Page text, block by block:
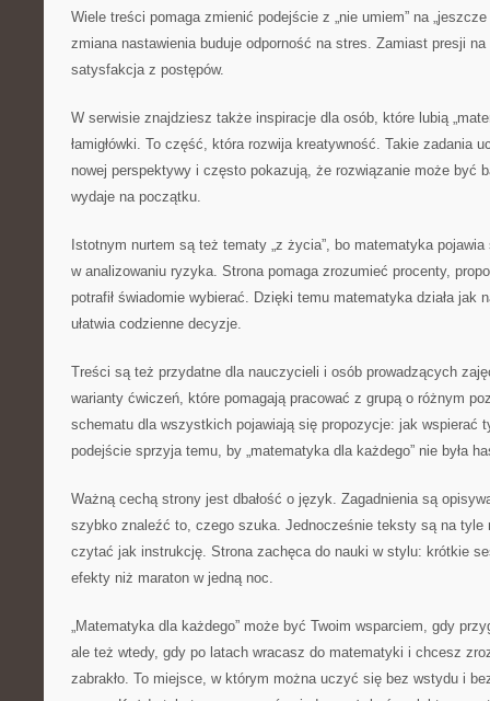
Wiele treści pomaga zmienić podejście z „nie umiem” na
zmiana nastawienia buduje odporność na stres. Zamiast presji
satysfakcja z postępów.
W serwisie znajdziesz także inspiracje dla osób, które lubią
łamigłówki. To część, która rozwija kreatywność. Takie zadania
nowej perspektywy i często pokazują, że rozwiązanie może być
wydaje na początku.
Istotnym nurtem są też tematy „z życia”, bo matematyka
w analizowaniu ryzyka. Strona pomaga zrozumieć procenty,
potrafił świadomie wybierać. Dzięki temu matematyka działa jak
ułatwia codzienne decyzje.
Treści są też przydatne dla nauczycieli i osób prowadzących
warianty ćwiczeń, które pomagają pracować z grupą o różnym
schematu dla wszystkich pojawiają się propozycje: jak wspierać
podejście sprzyja temu, by „matematyka dla każdego” nie była
Ważną cechą strony jest dbałość o język. Zagadnienia są
szybko znaleźć to, czego szuka. Jednocześnie teksty są na tyle
czytać jak instrukcję. Strona zachęca do nauki w stylu: krótkie
efekty niż maraton w jedną noc.
„Matematyka dla każdego” może być Twoim wsparciem, gdy
ale też wtedy, gdy po latach wracasz do matematyki i chcesz
zabrakło. To miejsce, w którym można uczyć się bez wstydu i